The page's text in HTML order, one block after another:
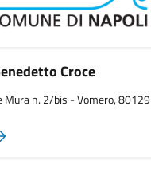
Croce
Mura n. 2/bis - Vomero, 80129